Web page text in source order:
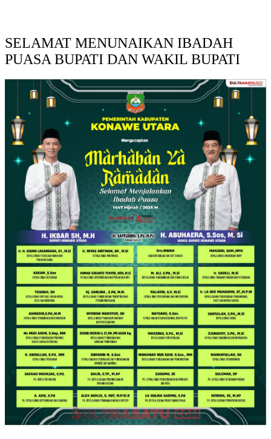
SELAMAT MENUNAIKAN IBADAH
PUASA BUPATI DAN WAKIL BUPATI